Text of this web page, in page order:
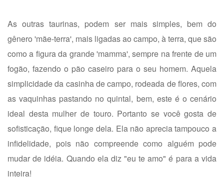
As outras taurinas, podem ser mais simples, bem do
gênero 'mãe-terra', mais ligadas ao campo, à terra, que são
como a figura da grande 'mamma', sempre na frente de um
fogão, fazendo o pão caseiro para o seu homem. Aquela
simplicidade da casinha de campo, rodeada de flores, com
as vaquinhas pastando no quintal, bem, este é o cenário
ideal desta mulher de touro. Portanto se você gosta de
sofisticação, fique longe dela. Ela não aprecia tampouco a
infidelidade, pois não compreende como alguém pode
mudar de idéia. Quando ela diz "eu te amo" é para a vida
inteira!